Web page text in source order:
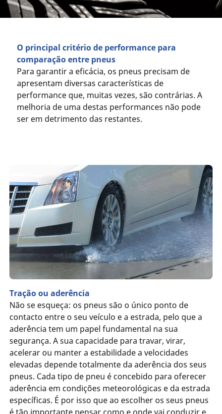
O principal critério de performance para
comparação entre pneus
Para garantir a eficácia, os pneus precisam de
apresentam diversas características de
performance que, muitas vezes, são contrárias. A
melhoria de uma destas performances não pode
ser em detrimento das restantes.
Tração ou aderência
Não se esqueça: os pneus são o único ponto de
contacto entre o seu veículo e a estrada, pelo que a
aderência tem um papel fundamental na sua
segurança. A sua capacidade para travar, virar,
acelerar ou manter a estabilidade a velocidades
elevadas depende totalmente da aderência dos seus
pneus. Cada tipo de pneu é concebido para oferecer
aderência em condições meteorológicas e da estrada
específicas. É por isso que ao escolher os seus pneus